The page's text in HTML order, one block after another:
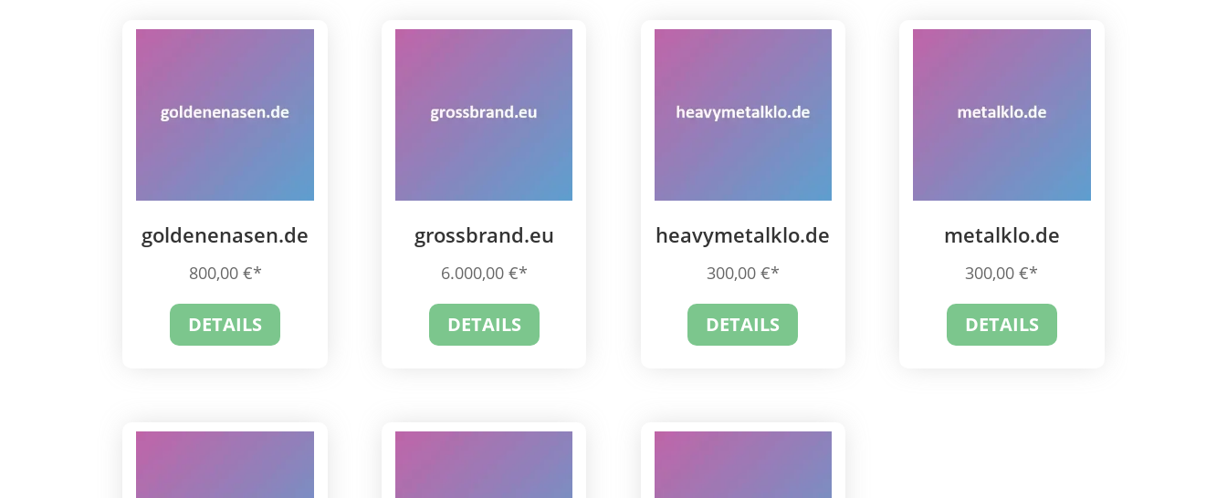
goldenenasen.de
800,00 €
DETAILS
grossbrand.eu
6.000,00 €
DETAILS
heavymetalklo.de
300,00 €
DETAILS
metalklo.de
300,00€
DETAILS